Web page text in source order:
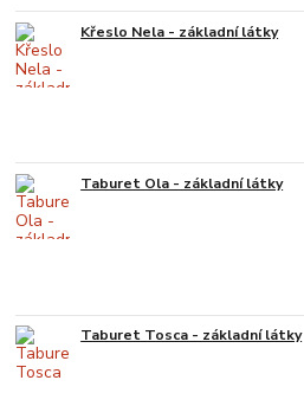
Křeslo Nela - základní látky
Taburet Ola - základní látky
Taburet Tosca - základní látky